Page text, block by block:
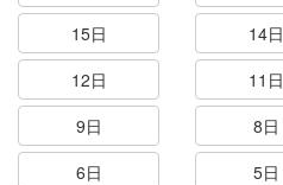
15日
14日
12日
11日
9日
8日
6日
5日